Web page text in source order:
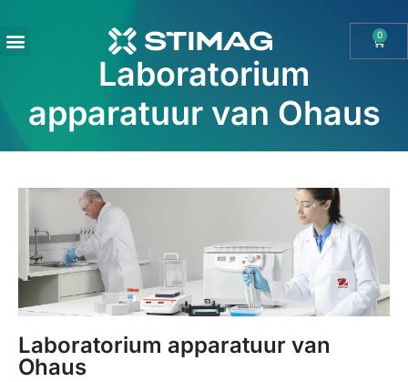
0
Laboratorium
apparatuur van Ohaus
Laboratorium apparatuur van
Ohaus